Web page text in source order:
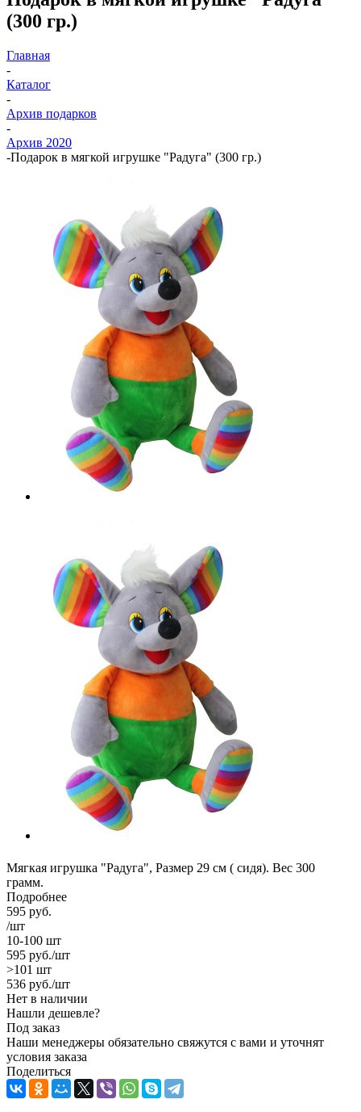
(300 гр.)
Главная
-
Каталог
-
Архив подарков
-
Архив 2020
-Подарок в мягкой игрушке "Радуга" (300 гр.)
Мягкая игрушка "Радуга", Размер 29 см ( сидя). Вес 300
грамм.
Подробнее
595 руб.
/шт
10-100 шт
595 руб./шт
>101 шт
536 руб./шт
Нет в наличии
Нашли дешевле?
Под заказ
Наши менеджеры обязательно свяжутся с вами и уточнят
условия заказа
Поделиться